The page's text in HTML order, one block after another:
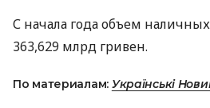
С начала года объем наличных
363,629 млрд гривен.
По материалам: Українські